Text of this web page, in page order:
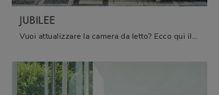
JUBILEE
Vuoi attualizzare la camera da letto? Ecco qui il letto in pelle Jubilee di Oggioni per spazi moderni.